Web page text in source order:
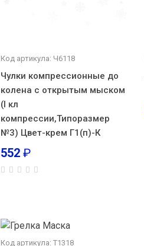
Код артикула: Ч6118
Чулки компрессионные до
колена с открытым мыском
(I кл
компрессии,Типоразмер
№3) Цвет-крем Г1(п)-К
552 ₽
Код артикула: Т1318